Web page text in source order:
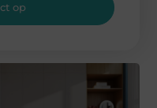
op